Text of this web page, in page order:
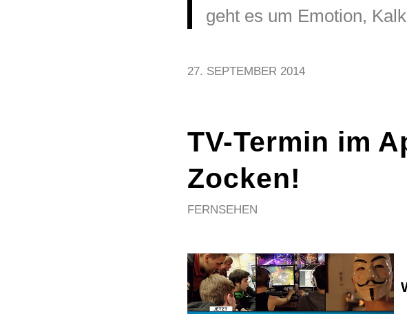
geht es um Emotion,
27. SEPTEMBER 2014
TV-Termin im
Zocken!
FERNSEHEN